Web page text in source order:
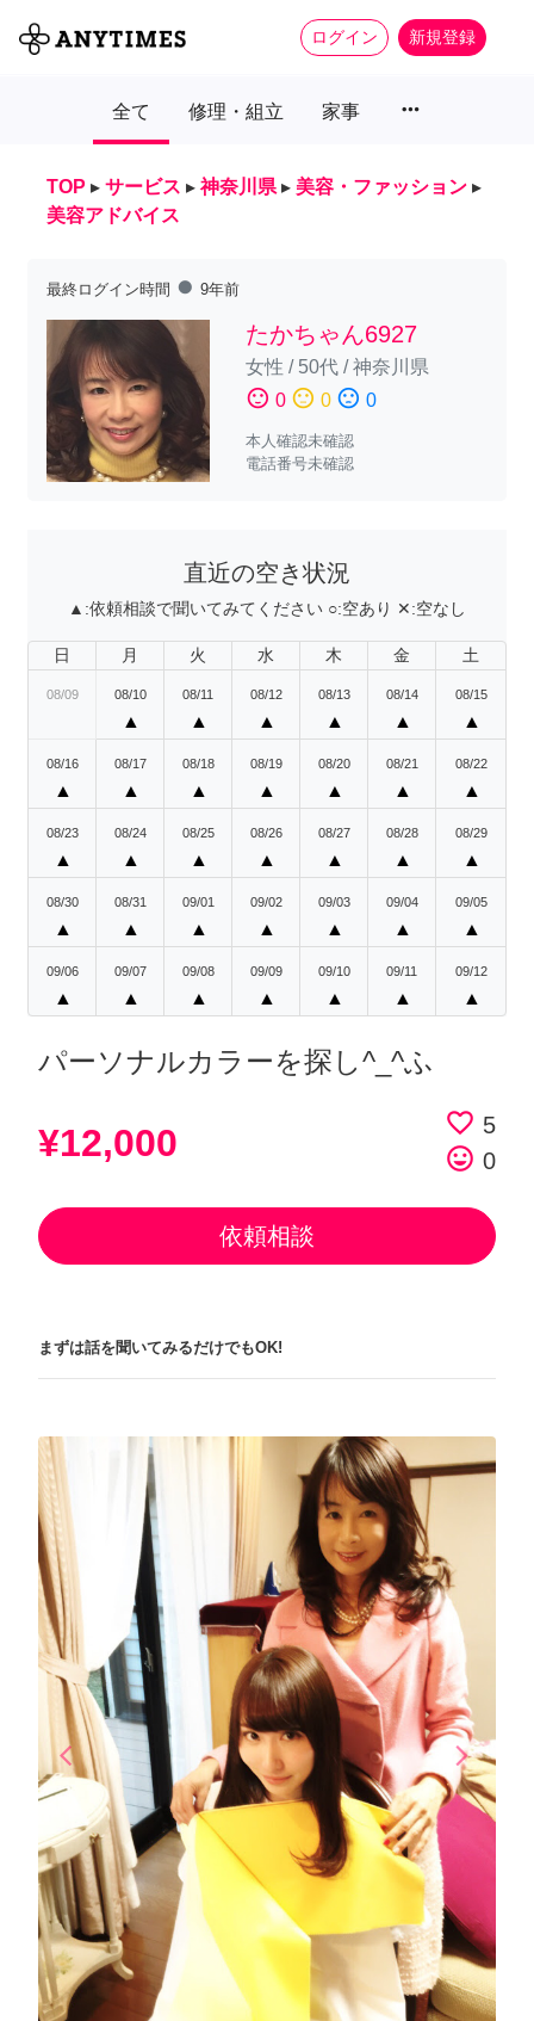
ログイン 新規登録
全て 修理・組立 家事 more_horiz
TOP ▸ サービス ▸ 神奈川県 ▸ 美容・ファッション ▸
美容アドバイス
最終ログイン時間 fiber_manual_record 9年前
たかちゃん6927
女性 / 50代/神奈川県
sentiment_satisfied 0 sentiment_neutral 0 sentiment_dissatisfied 0
本人確認未確認
電話番号未確認
直近の空き状況
▲:依頼相談で聞いてみてください ○:空あり ✕:空なし
日 月 火 水 木 金 土
08/09 08/10
▲
08/11
▲
08/12
▲
08/13
▲
08/14
▲
08/15
▲
08/16
▲
08/17
▲
08/18
▲
08/19
▲
08/20
▲
08/21
▲
08/22
▲
08/23
▲
08/24
▲
08/25
▲
08/26
▲
08/27
▲
08/28
▲
08/29
▲
08/30
▲
08/31
▲
09/01
▲
09/02
▲
09/03
▲
09/04
▲
09/05
▲
09/06
▲
09/07
▲
09/08
▲
09/09
▲
09/10
▲
09/11
▲
09/12
▲
パーソナルカラーを探し^_^ふ
¥12,000 favorite_border 5
tag_faces 0
依頼相談
まずは話を聞いてみるだけでもOK!
arrow_back_iosPrevious arrow_forward_ios
Next